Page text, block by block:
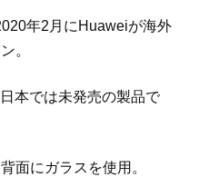
年2月にHuaweiが海外
。
本では未発売の製品で
面にガラスを使用。